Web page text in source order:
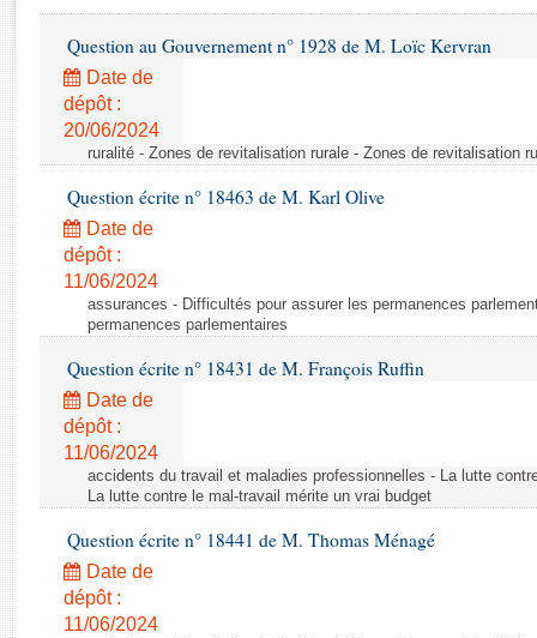
Baromètre de l’application des lois
Dossiers législatifs
Budget et sécurité sociale
Questions écrites et orales
Comptes rendus des débats
Question au Gouvernement n° 1928 de M. Loïc Kervran
Date de
dépôt :
20/06/2024
ruralité - Zones de revitalisation rurale - Zones de revitalisation
Question écrite n° 18463 de M. Karl Olive
Date de
dépôt :
11/06/2024
assurances - Difficultés pour assurer les permanences
permanences parlementaires
Question écrite n° 18431 de M. François Ruffin
Date de
dépôt :
11/06/2024
accidents du travail et maladies professionnelles - La lutte
La lutte contre le mal-travail mérite un vrai budget
Question écrite n° 18441 de M. Thomas Ménagé
Date de
dépôt :
11/06/2024